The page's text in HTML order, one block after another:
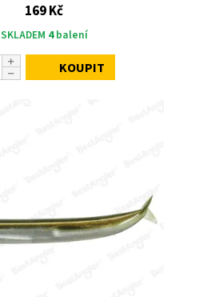
169 Kč
SKLADEM 4balení
KOUPIT